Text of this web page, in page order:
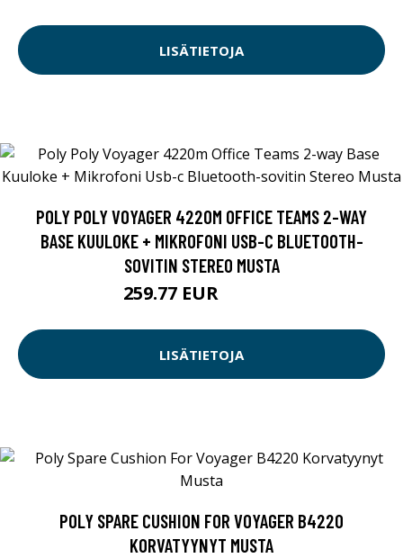
LISÄTIETOJA
POLY POLY VOYAGER 4220M OFFICE TEAMS 2-WAY
BASE KUULOKE + MIKROFONI USB-C BLUETOOTH-
SOVITIN STEREO MUSTA
259.77 EUR
LISÄTIETOJA
POLY SPARE CUSHION FOR VOYAGER B4220
KORVATYYNYT MUSTA